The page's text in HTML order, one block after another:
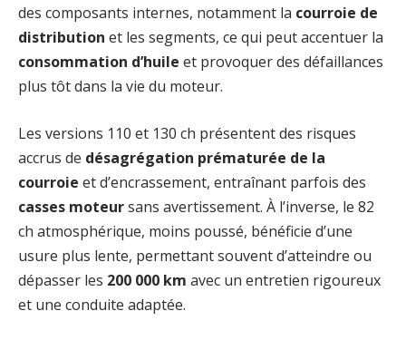
des composants internes, notamment la courroie de
distribution et les segments, ce qui peut accentuer la
consommation d’huile et provoquer des défaillances
plus tôt dans la vie du moteur.
Les versions 110 et 130 ch présentent des risques
accrus de désagrégation prématurée de la
courroie et d’encrassement, entraînant parfois des
casses moteursans avertissement. À l’inverse, le 82
ch atmosphérique, moins poussé, bénéficie d’une
usure plus lente, permettant souvent d’atteindre ou
dépasser les 200 000 km avec un entretien rigoureux
et une conduite adaptée.